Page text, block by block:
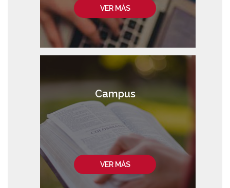
VER MÁS
VER MÁS
Campus